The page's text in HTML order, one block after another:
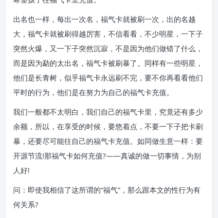
出名也一样，每出一次名，福气卡就被刷一次，出的名越
大，福气卡就被刷得越厉害，不信看看，不少明星，一下子
突然火爆，又一下子突然沉寂，不是因为他们做错了什么，
而是因为勐的太出名，福气卡被刷暴了。同样有一些明星，
他们是长青树，似乎福气卡永远刷不完，要不你再看看他们
平时的行为，他们是在努力为自己的福气卡充值。
我们一般都不太明白，我们自己的福气卡里，究竟还有多少
余额，所以，在享受的时候，要悠着点，不要一下子把卡刷
暴，还要尽可能往自己的福气卡充值。如同做生意一样：要
开源节流!那福气卡如何充值?——真诚的做一切事情，为别
人好!
问：即使我相信了这所谓的“福气”，那么跟本文的性行为有
何关系?